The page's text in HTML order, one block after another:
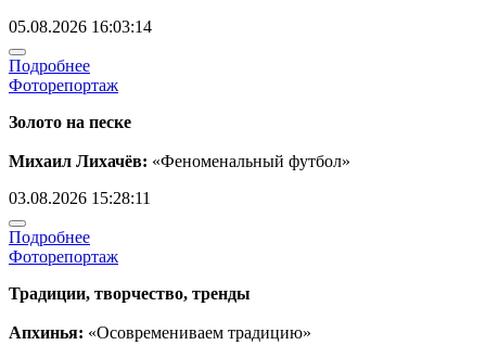
05.08.2026 16:03:14
Подробнее
Фоторепортаж
Золото на песке
Михаил Лихачёв: «Феноменальный футбол»
03.08.2026 15:28:11
Подробнее
Фоторепортаж
Традиции, творчество, тренды
Апхинья: «Осовремениваем традицию»